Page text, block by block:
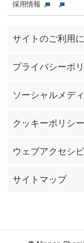
採用情報
サイトのご利用
プライバシーポ
ソーシャルメデ
クッキーポリシー
ウェブアクセシ
サイトマップ